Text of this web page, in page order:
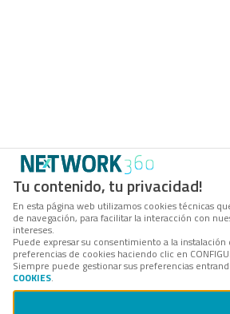
Tu contenido, tu privacidad!
En esta página web utilizamos cookies técnicas
de navegación, para facilitar la interacción con
intereses.
Puede expresar su consentimiento a la
preferencias de cookies haciendo clic en
Siempre puede gestionar sus preferencias
COOKIES.